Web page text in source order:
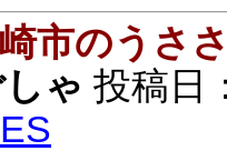
市のうさ
ゃ 投稿日